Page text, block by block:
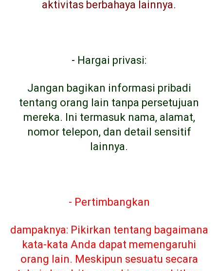
aktivitas berbahaya lainnya.
- Hargai privasi:
Jangan bagikan informasi pribadi
tentang orang lain tanpa persetujuan
mereka. Ini termasuk nama, alamat,
nomor telepon, dan detail sensitif
lainnya.
- Pertimbangkan
dampaknya: Pikirkan tentang bagaimana
kata-kata Anda dapat memengaruhi
orang lain. Meskipun sesuatu secara